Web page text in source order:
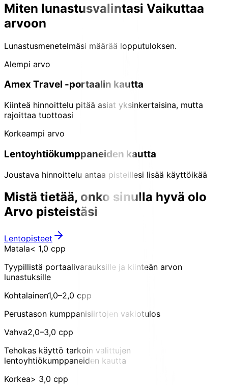
Miten lunastusvalintasi Vaikuttaa
arvoon
Lunastusmenetelmäsi määrää lopputuloksen.
Alempi arvo
Amex Travel -portaalin kautta
Kiinteä hinnoittelu pitää asiat yksinkertaisina, mutta
rajoittaa tuottoasi
Korkeampi arvo
Lentoyhtiökumppaneiden kautta
Joustava hinnoittelu antaa pisteillesi lisää käyttöikää
Mistä tietää, onko sinulla hyvä olo
Arvo pisteistäsi
Lentopisteet
Matala< 1,0 cpp
Tyypillistä portaalivarauksille ja kiinteän arvon
lunastuksille
Kohtalainen1,0–2,0 cpp
Perustason kumppanisiirtojen vakiotulos
Vahva2,0–3,0 cpp
Tehokas käyttö tarkoin valittujen
lentoyhtiökumppaneiden kautta
Korkea> 3,0 cpp